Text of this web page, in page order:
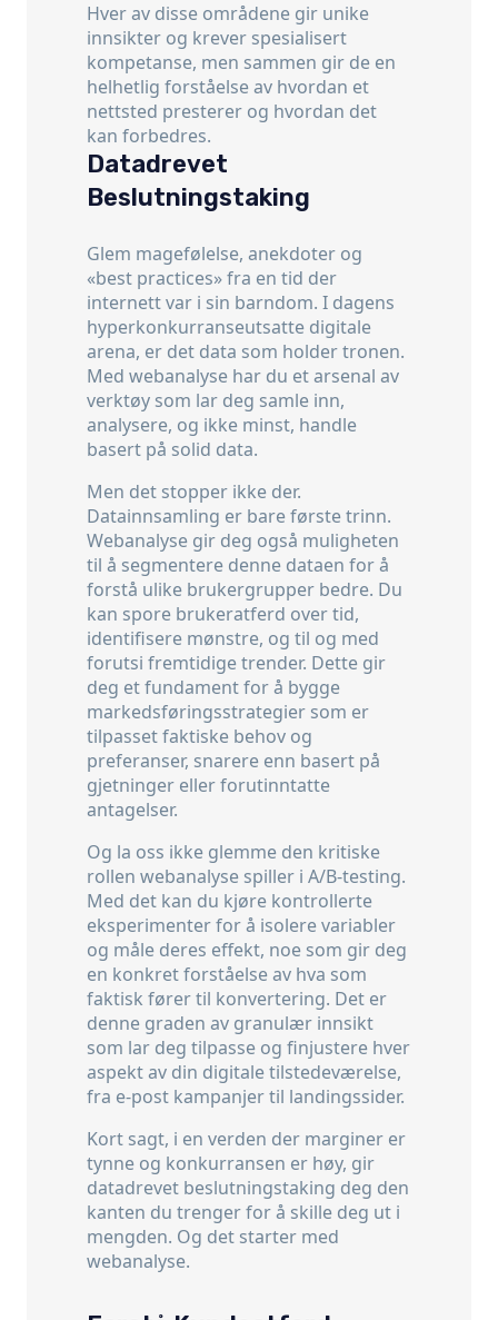
Hver av disse områdene gir unike
innsikter og krever spesialisert
kompetanse, men sammen gir de en
helhetlig forståelse av hvordan et
nettsted presterer og hvordan det
kan forbedres.
Datadrevet
Beslutningstaking
Glem magefølelse, anekdoter og
«best practices» fra en tid der
internett var i sin barndom. I dagens
hyperkonkurranseutsatte digitale
arena, er det data som holder tronen.
Med webanalyse har du et arsenal av
verktøy som lar deg samle inn,
analysere, og ikke minst, handle
basert på solid data.
Men det stopper ikke der.
Datainnsamling er bare første trinn.
Webanalyse gir deg også muligheten
til å segmentere denne dataen for å
forstå ulike brukergrupper bedre. Du
kan spore brukeratferd over tid,
identifisere mønstre, og til og med
forutsi fremtidige trender. Dette gir
deg et fundament for å bygge
markedsføringsstrategier som er
tilpasset faktiske behov og
preferanser, snarere enn basert på
gjetninger eller forutinntatte
antagelser.
Og la oss ikke glemme den kritiske
rollen webanalyse spiller i A/B-testing.
Med det kan du kjøre kontrollerte
eksperimenter for å isolere variabler
og måle deres effekt, noe som gir deg
en konkret forståelse av hva som
faktisk fører til konvertering. Det er
denne graden av granulær innsikt
som lar deg tilpasse og finjustere hver
aspekt av din digitale tilstedeværelse,
fra e-post kampanjer til landingssider.
Kort sagt, i en verden der marginer er
tynne og konkurransen er høy, gir
datadrevet beslutningstaking deg den
kanten du trenger for å skille deg ut i
mengden. Og det starter med
webanalyse.